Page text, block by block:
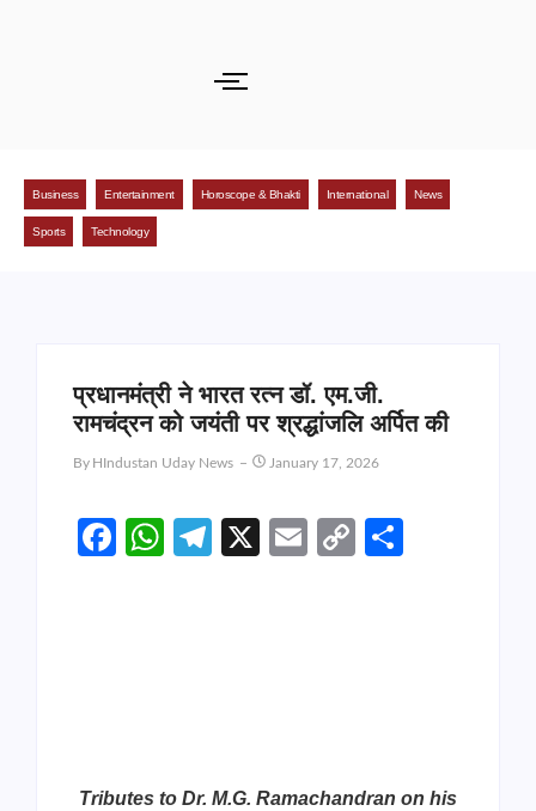
Business Entertainment Horoscope & Bhakti International News
Sports Technology
प्रधानमंत्री ने भारत रत्न डॉ. एम.जी.
रामचंद्रन को जयंती पर श्रद्धांजलि अर्पित की
By HIndustan Uday News January 17, 2026
Facebook
WhatsApp
Telegram
X EmailCopy
Tributes to Dr. M.G. Ramachandran on his